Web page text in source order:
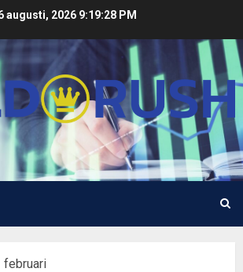
augusti, 2026 9:19:28 PM
februari